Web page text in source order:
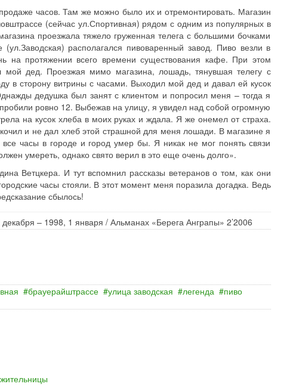
часов. Там же можно было их и отремонтировать. Магазин
(сейчас ул.Спортивная) рядом с одним из популярных в
проезжала тяжело груженная телега с большими бочками
располагался пивоваренный завод. Пиво везли в
протяжении всего времени существования кафе. При этом
мой дед. Проезжая мимо магазина, лошадь, тянувшая телегу с
в сторону витрины с часами. Выходил мой дед и давал ей кусок
дедушка был занят с клиентом и попросил меня – тогда я
ровно 12. Выбежав на улицу, я увидел над собой огромную
на кусок хлеба в моих руках и ждала. Я же онемел от страха.
и не дал хлеб этой страшной для меня лошади. В магазине я
часы в городе и город умер бы. Я никак не мог понять связи
умереть, однако свято верил в это еще очень долго».
Ветцкера. И тут вспомнил рассказы ветеранов о том, как они
часы стояли. В этот момент меня поразила догадка. Ведь
сбылось!
– 1998, 1 января / Альманах «Берега Анграпы» 2’2006
брауерайштрассе улица заводская легенда
пиво